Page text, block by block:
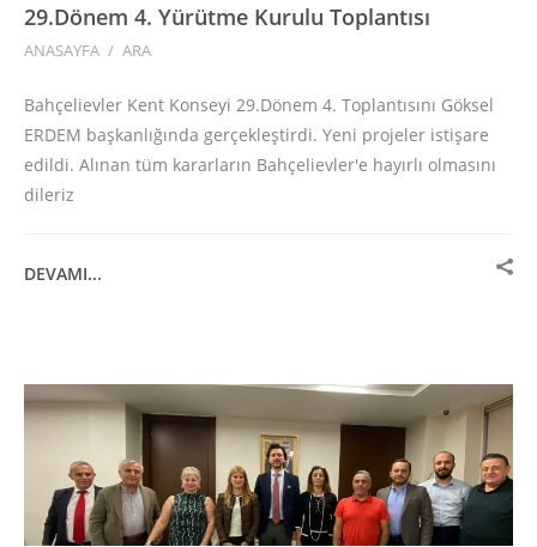
29.Dönem 4. Yürütme Kurulu Toplantısı
ANASAYFA / ARA
Bahçelievler Kent Konseyi 29.Dönem 4. Toplantısını Göksel
ERDEM başkanlığında gerçekleştirdi. Yeni projeler istişare
edildi. Alınan tüm kararların Bahçelievler'e hayırlı olmasını
dileriz
DEVAMI...